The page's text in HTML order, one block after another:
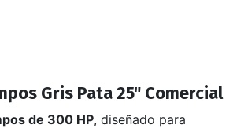
Gris Pata 25" Comercial
de 300 HP, diseñado para